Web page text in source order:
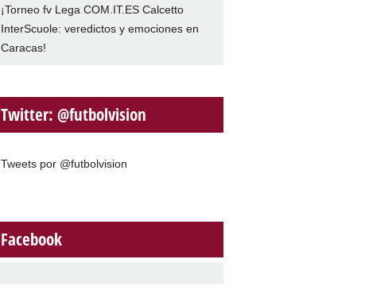
¡Torneo fv Lega COM.IT.ES Calcetto
InterScuole: veredictos y emociones en
Caracas!
Twitter: @futbolvision
Tweets por @futbolvision
Facebook